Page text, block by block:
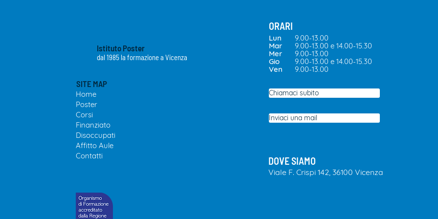
Istituto Poster
dal 1985 la formazione a Vicenza
SITE MAP
Home
Poster
Corsi
Finanziato
Disoccupati
Affitto Aule
Contatti
ORARI
Lun
Mar
Mer
Gio
Ven
9.00-13.00
9.00-13.00 e 14.00-15.30
9.00-13.00
9.00-13.00 e 14.00-15.30
9.00-13.00
Chiamaci subito
Inviaci una mail
DOVE SIAMO
​Viale F. Crispi 142, 36100 Vicenza